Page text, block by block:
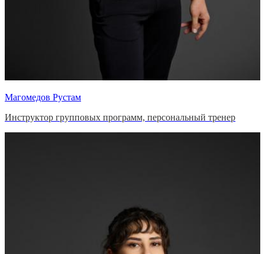
Магомедов Рустам
Инструктор групповых программ, персональный тренер